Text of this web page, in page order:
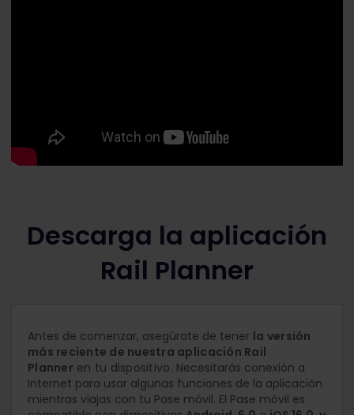
Descarga la aplicación
Rail Planner
Antes de comenzar, asegúrate de tener la versión
más reciente de nuestra aplicación Rail
Planner en tu dispositivo. Necesitarás conexión a
Internet para usar algunas funciones de la aplicación
mientras viajas con tu Pase móvil. El Pase móvil es